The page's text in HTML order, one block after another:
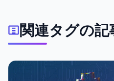
関連タグの記